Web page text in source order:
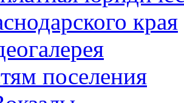
края
поселения